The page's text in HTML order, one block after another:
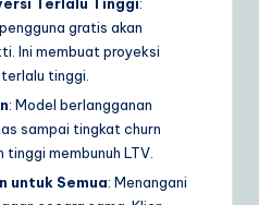
gratis akan
Ini membuat proyeksi
tinggi.
: Model berlangganan
sampai tingkat churn
membunuh LTV.
untuk Semua: Menangani